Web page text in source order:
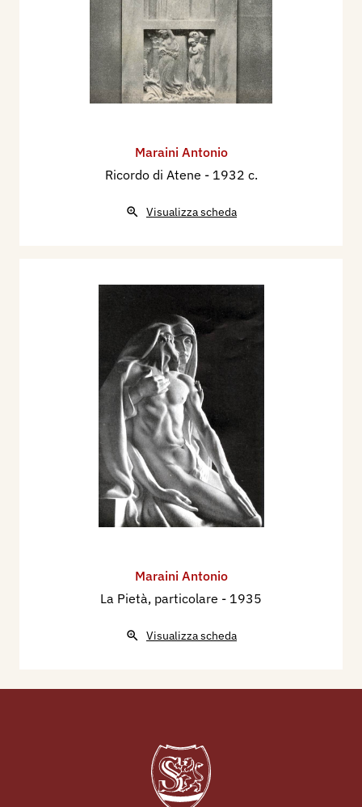
Maraini Antonio
Ricordo di Atene - 1932 c.
Visualizza scheda
Maraini Antonio
La Pietà, particolare - 1935
Visualizza scheda